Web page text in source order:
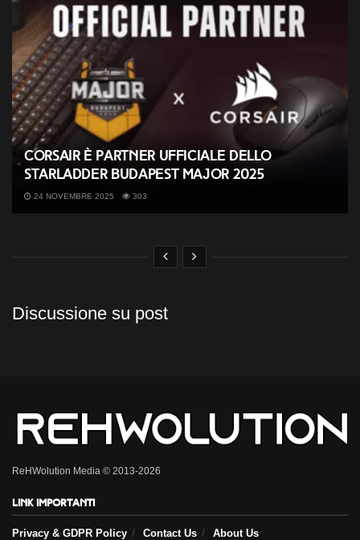
CORSAIR è partner ufficiale dello
StarLadder Budapest Major 2025
24 NOVEMBRE 2025 303
Discussione su post
ReHWolution Media © 2013-2026
Link importanti
Privacy & GDPR Policy Contact Us About Us